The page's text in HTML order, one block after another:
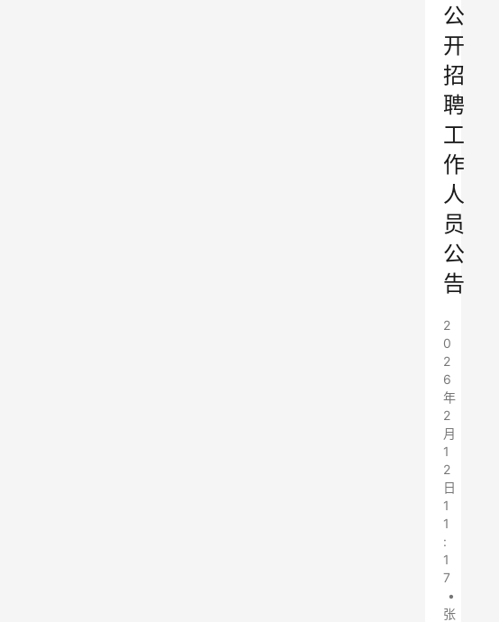
公
开
招
聘
工
作
人
员
公
告
2
0
2
6
年
2
月
1
2
日
1
1
:
1
7
•
张